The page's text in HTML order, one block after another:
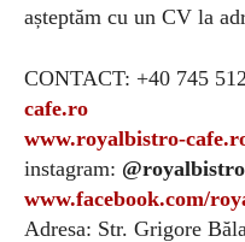
așteptăm cu un CV la
CONTACT: +40 745
cafe.ro
www.royalbistro-
instagram:
www.facebook.com/
Adresa: Str. Grigore